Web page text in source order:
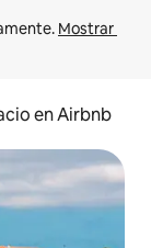
Mostrar
en Airbnb